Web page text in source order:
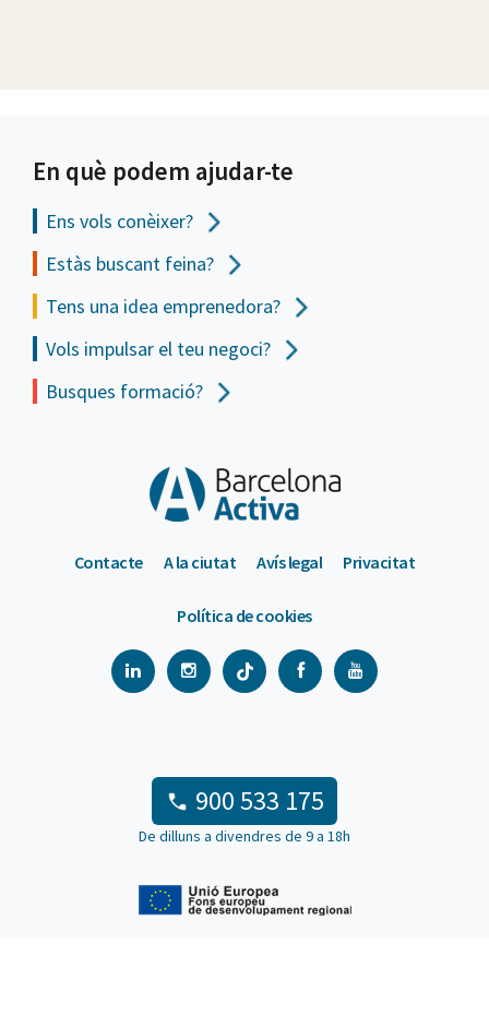
En què podem ajudar-te
Ens vols conèixer?
Estàs buscant feina?
Tens una idea emprenedora?
Vols impulsar el teu negoci?
Busques formació?
Contacte A la ciutat Avís legal Privacitat
Política de cookies
900 533 175
De dilluns a divendres de 9 a 18h